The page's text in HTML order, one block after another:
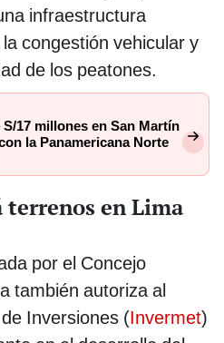
infraestructura
congestión vehicular y
de los peatones.
17 millones en San Martín
la Panamericana Norte
en Lima
por el Concejo
también autoriza al
Inversiones (Invermet)